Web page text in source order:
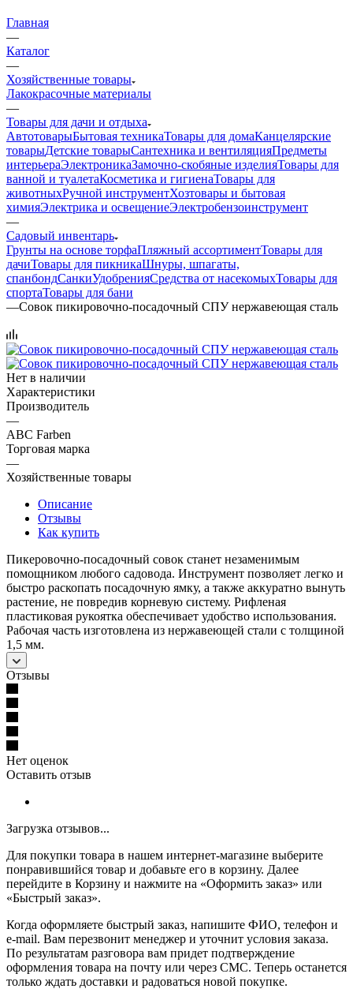
Главная
—
Каталог
—
Хозяйственные товары
Лакокрасочные материалы
—
Товары для дачи и отдыха
АвтотоварыБытовая техникаТовары для домаКанцелярские
товарыДетские товарыСантехника и вентиляцияПредметы
интерьераЭлектроникаЗамочно-скобяные изделияТовары для
ванной и туалетаКосметика и гигиенаТовары для
животныхРучной инструментХозтовары и бытовая
химияЭлектрика и освещениеЭлектробензоинструмент
—
Садовый инвентарь
Грунты на основе торфаПляжный ассортиментТовары для
дачиТовары для пикникаШнуры, шпагаты,
спанбондСанкиУдобренияСредства от насекомыхТовары для
спортаТовары для бани
—Совок пикировочно-посадочный СПУ нержавеющая сталь
Нет в наличии
Характеристики
Производитель
—
ABC Farben
Торговая марка
—
Хозяйственные товары
Описание
Отзывы
Как купить
Пикеровочно-посадочный совок станет незаменимым
помощником любого садовода. Инструмент позволяет легко и
быстро раскопать посадочную ямку, а также аккуратно вынуть
растение, не повредив корневую систему. Рифленая
пластиковая рукоятка обеспечивает удобство использования.
Рабочая часть изготовлена из нержавеющей стали с толщиной
1,5 мм.
Отзывы
Нет оценок
Оставить отзыв
Загрузка отзывов...
Для покупки товара в нашем интернет-магазине выберите
понравившийся товар и добавьте его в корзину. Далее
перейдите в Корзину и нажмите на «Оформить заказ» или
«Быстрый заказ».
Когда оформляете быстрый заказ, напишите ФИО, телефон и
e-mail. Вам перезвонит менеджер и уточнит условия заказа.
По результатам разговора вам придет подтверждение
оформления товара на почту или через СМС. Теперь останется
только ждать доставки и радоваться новой покупке.